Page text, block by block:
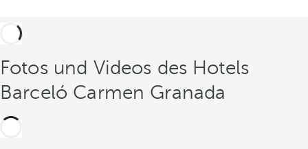
Fotos und Videos des Hotels
Barceló Carmen Granada